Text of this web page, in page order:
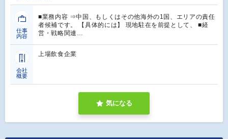
仕事
内容
■業務内容 ⇒中国、もしくはその他海外の1国、エリアの責任
者候補です。 【具体的には】 現地駐在を前提として、 ■経
営・戦略関連…
会社
概要
上場飲食企業
気になる